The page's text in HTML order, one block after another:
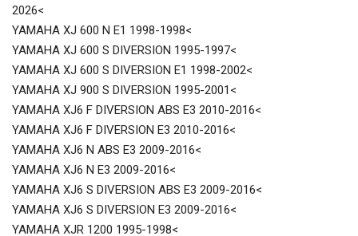
2026<
YAMAHA XJ 600 N E1 1998-1998<
YAMAHA XJ 600 S DIVERSION 1995-1997<
YAMAHA XJ 600 S DIVERSION E1 1998-2002<
YAMAHA XJ 900 S DIVERSION 1995-2001<
YAMAHA XJ6 F DIVERSION ABS E3 2010-2016<
YAMAHA XJ6 F DIVERSION E3 2010-2016<
YAMAHA XJ6 N ABS E3 2009-2016<
YAMAHA XJ6 N E3 2009-2016<
YAMAHA XJ6 S DIVERSION ABS E3 2009-2016<
YAMAHA XJ6 S DIVERSION E3 2009-2016<
YAMAHA XJR 1200 1995-1998<